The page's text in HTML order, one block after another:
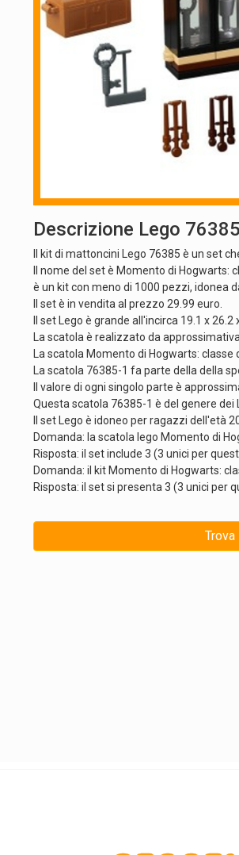
Descrizione Lego
Il kit di mattoncini Lego 76385 è un set
Il nome del set è Momento di Hogwarts:
è un kit con meno di 1000 pezzi, idonea
Il set è in vendita al prezzo 29.99 euro.
Il set Lego è grande all'incirca 19.1 x 26.2
La scatola è realizzato da
La scatola Momento di Hogwarts:
La scatola 76385-1 fa parte della della
Il valore di ogni singolo parte è
Questa scatola 76385-1 è del genere dei
Il set Lego è idoneo per ragazzi dell'età
Domanda: la scatola lego Momento di
Risposta: il set include 3 (3 unici per
Domanda: il kit Momento di Hogwarts:
Risposta: il set si presenta 3 (3 unici per